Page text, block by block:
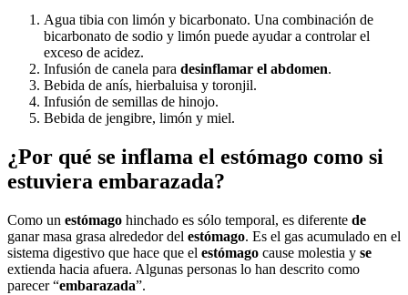
Agua tibia con limón y bicarbonato. Una combinación de
bicarbonato de sodio y limón puede ayudar a controlar el
exceso de acidez.
Infusión de canela para desinflamar el abdomen.
Bebida de anís, hierbaluisa y toronjil.
Infusión de semillas de hinojo.
Bebida de jengibre, limón y miel.
¿Por qué se inflama el estómago como si
estuviera embarazada?
Como un estómago hinchado es sólo temporal, es diferente de
ganar masa grasa alrededor del estómago. Es el gas acumulado en el
sistema digestivo que hace que el estómago cause molestia y se
extienda hacia afuera. Algunas personas lo han descrito como
parecer “embarazada”.